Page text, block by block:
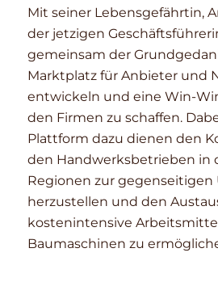
Mit seiner Lebensgefährtin,
der jetzigen
gemeinsam der
Marktplatz für Anbieter und
entwickeln und eine Win-
den Firmen zu schaffen.
Plattform dazu dienen den
den Handwerksbetrieben in
Regionen zur
herzustellen und den
kostenintensive
Baumaschinen zu